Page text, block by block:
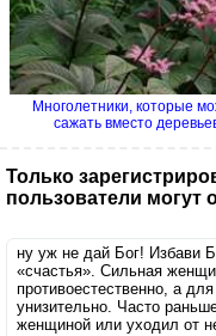
Многолетники, которые
сажать вместо
Только
пользователи могут
ну уж не дай Бог! Избави
«счастья». Сильная
противоестественно, а
унизительно. Часто
женщиной или уходил от